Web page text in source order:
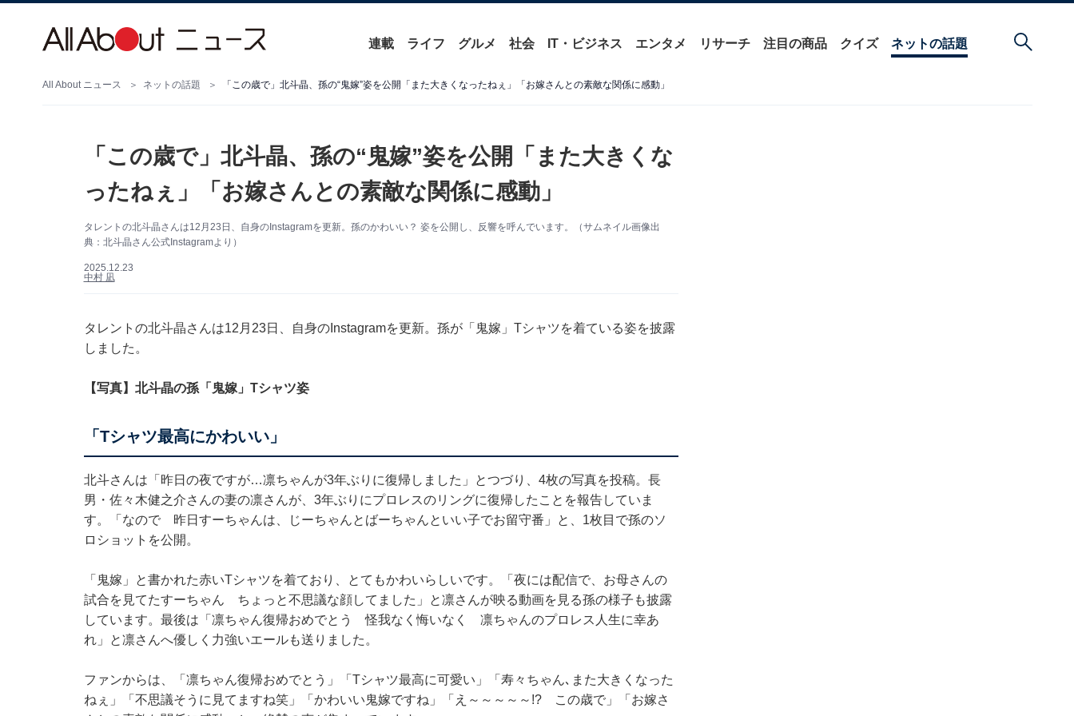
連載 ライフ グルメ 社会 IT・ビジネス エンタメ リサーチ 注目の商品 クイズ ネットの話題
All About ニュース ネットの話題 「この歳で」北斗晶、孫の“鬼嫁”姿を公開「また大きくなったねぇ」「お嫁さんとの素敵な関係に感動」
「この歳で」北斗晶、孫の“鬼嫁”姿を公開「また大きくな
ったねぇ」「お嫁さんとの素敵な関係に感動」
タレントの北斗晶さんは12月23日、自身のInstagramを更新。孫のかわいい？ 姿を公開し、反響を呼んでいます。（サムネイル画像出
典：北斗晶さん公式Instagramより）
2025.12.23
中村 凪
タレントの北斗晶さんは12月23日、自身のInstagramを更新。孫が「鬼嫁」Tシャツを着ている姿を披露
しました。
【写真】北斗晶の孫「鬼嫁」Tシャツ姿
「Tシャツ最高にかわいい」
北斗さんは「昨日の夜ですが…凛ちゃんが3年ぶりに復帰しました」とつづり、4枚の写真を投稿。長
男・佐々木健之介さんの妻の凛さんが、3年ぶりにプロレスのリングに復帰したことを報告していま
す。「なので 昨日すーちゃんは、じーちゃんとばーちゃんといい子でお留守番」と、1枚目で孫のソ
ロショットを公開。
「鬼嫁」と書かれた赤いTシャツを着ており、とてもかわいらしいです。「夜には配信で、お母さんの
試合を見てたすーちゃん ちょっと不思議な顔してました」と凛さんが映る動画を見る孫の様子も披露
しています。最後は「凛ちゃん復帰おめでとう 怪我なく悔いなく 凛ちゃんのプロレス人生に幸あ
れ」と凛さんへ優しく力強いエールも送りました。
ファンからは、「凛ちゃん復帰おめでとう」「Tシャツ最高に可愛い」「寿々ちゃん､また大きくなった
ねぇ」「不思議そうに見てますね笑」「かわいい鬼嫁ですね」「え～～～～～!? この歳で」「お嫁さ